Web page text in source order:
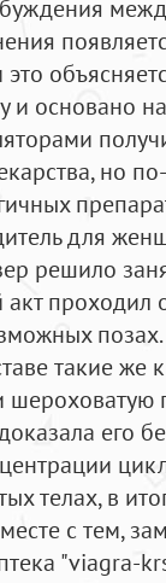
и основано
но
для
решило
такие же
его
телах, в
с тем,
"viagra-